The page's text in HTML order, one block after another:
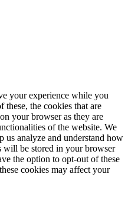
your experience while you
these, the cookies that are
your browser as they are
of the website. We
us analyze and understand how
will be stored in your browser
the option to opt-out of these
cookies may affect your